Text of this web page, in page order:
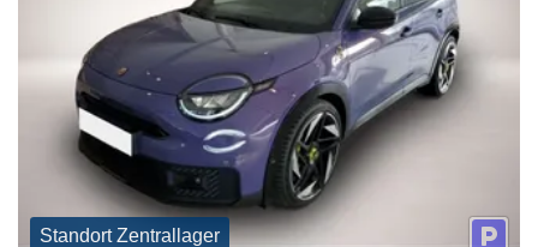
Standort Zentrallager